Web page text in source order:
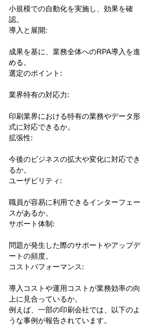
小規模での自動化を実施し、効果を確
認。
導入と展開:
成果を基に、業務全体へのRPA導入を進
める。
選定のポイント:
業界特有の対応力:
印刷業界における特有の業務やデータ形
式に対応できるか。
拡張性:
今後のビジネスの拡大や変化に対応でき
るか。
ユーザビリティ:
職員が容易に利用できるインターフェー
スがあるか。
サポート体制:
問題が発生した際のサポートやアップデ
ートの頻度。
コストパフォーマンス:
導入コストや運用コストが業務効率の向
上に見合っているか。
例えば、一部の印刷会社では、以下のよ
うな事例が報告されています。